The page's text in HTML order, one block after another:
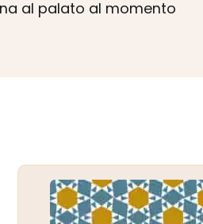
al palato al momento